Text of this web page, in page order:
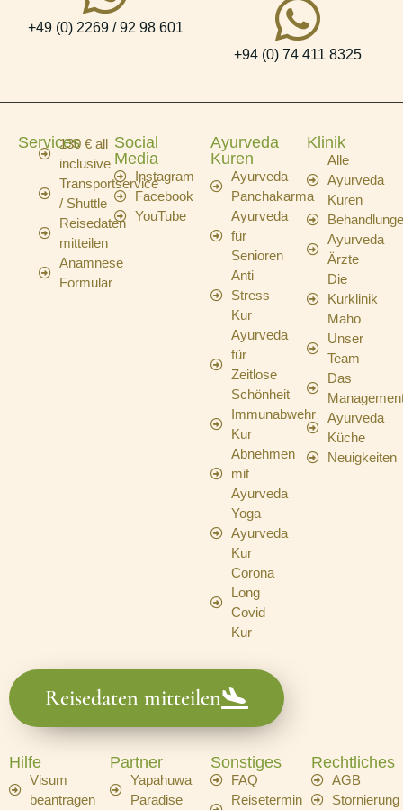
+49 (0) 2269 / 92 98 601
+94 (0) 74 411 8325
Services130 € all
inclusive
Transportservice
/ Shuttle
Reisedaten
mitteilen
Anamnese
Formular
Ayurveda
Kuren
Ayurveda
Panchakarma
Ayurveda
für
Senioren
Anti
Stress
Kur
Ayurveda
für
Zeitlose
Schönheit
Immunabwehr
Kur
Abnehmen
mit
Ayurveda
Yoga
Ayurveda
Kur
Corona
Long
Covid
Kur
Klinik
Alle
Ayurveda
Kuren
Ayurveda
Ärzte
Die
Kurklinik
Maho
Unser
Team
Das
Ayurveda
Küche
Neuigkeiten
Social
Media
Instagram
Facebook
YouTube
Reisedaten mitteilen
Hilfe
Visum
beantragen
Partner
Yapahuwa
Paradise
Sonstiges
FAQ
Reisetermin
Rechtliches
AGB
Stornierung